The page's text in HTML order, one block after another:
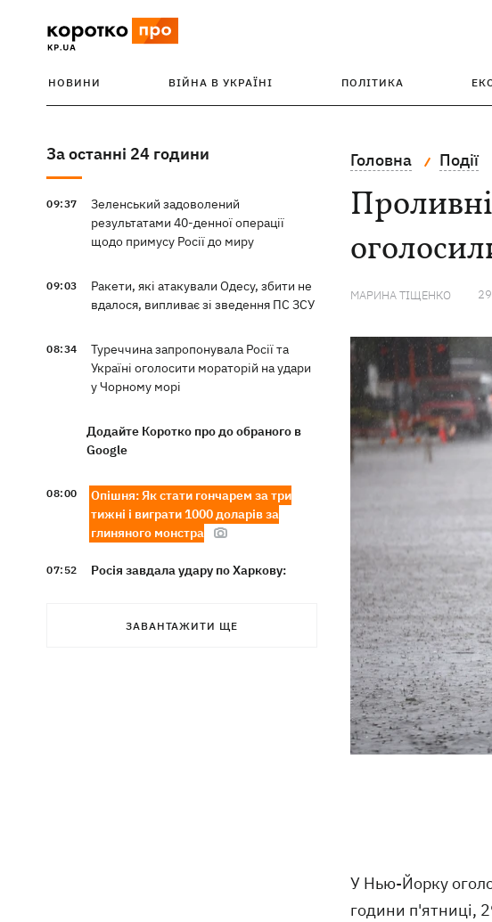
НОВИНИ ВІЙНА В УКРАЇНІ ПОЛІТИКА
За останні 24 години
09:37
Зеленський задоволений
результатами 40-денної операції
щодо примусу Росії до миру
09:03
Ракети, які атакували Одесу, збити не
вдалося, випливає зі зведення ПС ЗСУ
08:34
Туреччина запропонувала Росії та
Україні оголосити мораторій на удари
у Чорному морі
Додайте Коротко про до обраного в
Google
08:00
Опішня: Як стати гончарем за три
тижні і виграти 1000 доларів за
глиняного монстра
07:52
Росія завдала удару по Харкову:
ЗАВАНТАЖИТИ ЩЕ
Головна Події
МАРИНА ТІЩЕНКО
У Нью-Йорку
години п'ятниці,